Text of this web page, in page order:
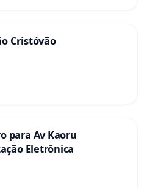
Cristóvão
para Av Kaoru
Eletrônica